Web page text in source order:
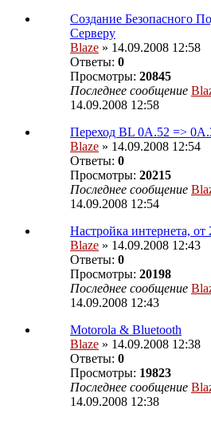
Создание Безопасного
Серверу
Blaze » 14.09.2008 12:58
Ответы: 0
Просмотры: 20845
Последнее сообщение
14.09.2008 12:58
Переход BL 0A.52 =>
Blaze » 14.09.2008 12:54
Ответы: 0
Просмотры: 20215
Последнее сообщение
14.09.2008 12:54
Настройка интернета, от
Blaze » 14.09.2008 12:43
Ответы: 0
Просмотры: 20198
Последнее сообщение
14.09.2008 12:43
Motorola & Bluetooth
Blaze » 14.09.2008 12:38
Ответы: 0
Просмотры: 19823
Последнее сообщение
14.09.2008 12:38